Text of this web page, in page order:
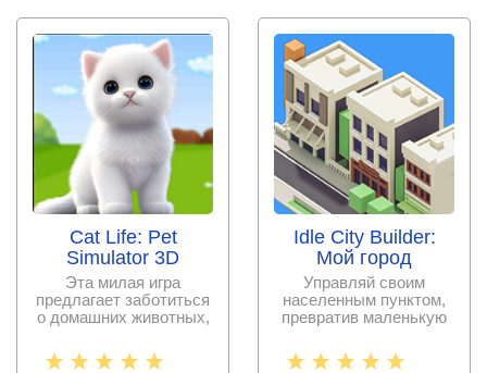
Cat Life: Pet
Simulator 3D
Эта милая игра
предлагает заботиться
о домашних животных,
Idle City Builder:
Мой город
Управляй своим
населенным пунктом,
превратив маленькую
современный